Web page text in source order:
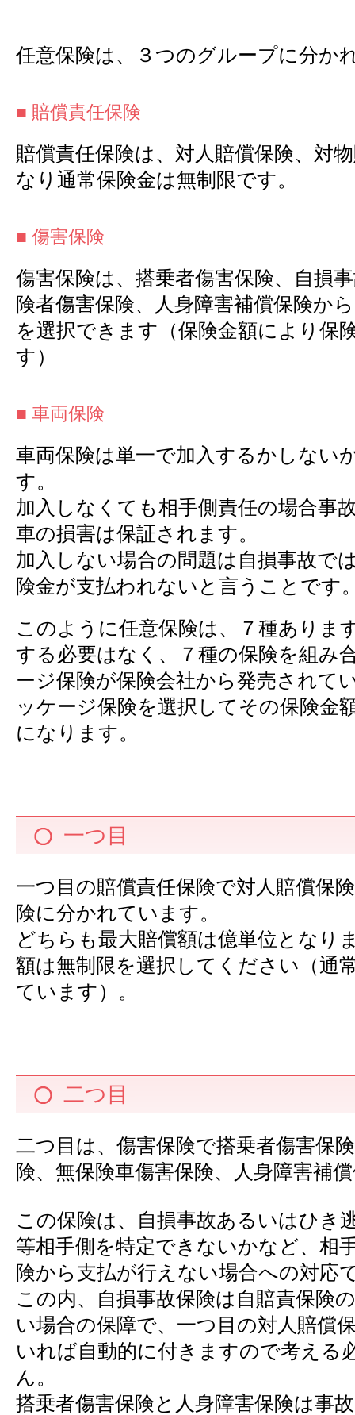
任意保険は、３つのグループに分か
■ 賠償責任保険
賠償責任保険は、対人賠償保険、対
なり通常保険金は無制限です。
■ 傷害保険
傷害保険は、搭乗者傷害保険、自損
険者傷害保険、人身障害補償保険か
を選択できます（保険金額により保
す）
■ 車両保険
車両保険は単一で加入するかしない
す。
加入しなくても相手側責任の場合事
車の損害は保証されます。
加入しない場合の問題は自損事故で
険金が支払われないと言うことです
このように任意保険は、７種ありま
する必要はなく、７種の保険を組み
ージ保険が保険会社から発売されて
ッケージ保険を選択してその保険金
になります。
一つ目
一つ目の賠償責任保険で対人賠償保
険に分かれています。
どちらも最大賠償額は億単位となり
額は無制限を選択してください（通
ています）。
二つ目
二つ目は、傷害保険で搭乗者傷害保
険、無保険車傷害保険、人身障害補
この保険は、自損事故あるいはひき
等相手側を特定できないかなど、相
険から支払が行えない場合への対応
この内、自損事故保険は自賠責保険
い場合の保障で、一つ目の対人賠償
いれば自動的に付きますので考える
ん。
搭乗者傷害保険と人身障害保険は事